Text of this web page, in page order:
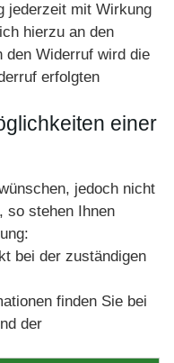
jederzeit mit Wirkung
hierzu an den
den Widerruf wird die
erfolgten
einer
jedoch nicht
so stehen Ihnen
bei der zuständigen
finden Sie bei
der